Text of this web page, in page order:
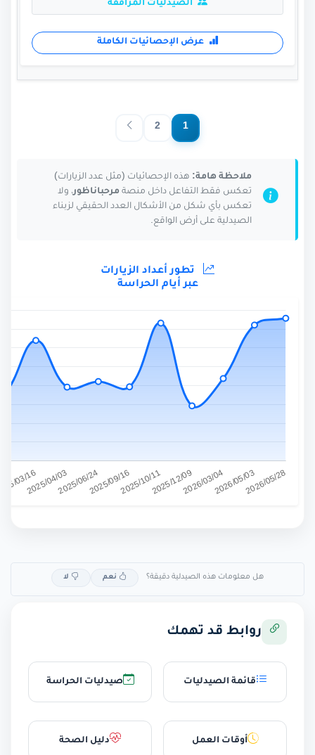
الصيدليات المرافقة
عرض الإحصائيات الكاملة
1
2
ملاحظة هامة: هذه الإحصائيات (مثل عدد الزيارات)
تعكس فقط التفاعل داخل منصة مرحباناظور، ولا
تعكس بأي شكل من الأشكال العدد الحقيقي لزبناء
الصيدلية على أرض الواقع.
تطور أعداد الزيارات
عبر أيام الحراسة
هل معلومات هذه الصيدلية دقيقة؟ نعم لا
روابط قد تهمك
قائمة الصيدليات صيدليات الحراسة
أوقات العمل دليل الصحة